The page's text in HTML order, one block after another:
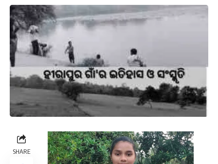
SHARE